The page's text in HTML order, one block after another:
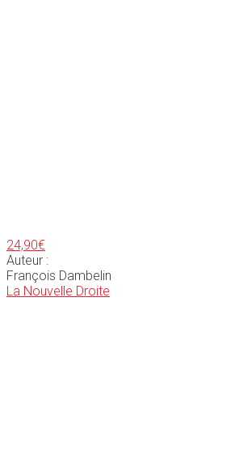
24,90€
Auteur :
François Dambelin
La Nouvelle Droite